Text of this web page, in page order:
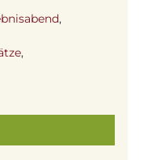
,
,